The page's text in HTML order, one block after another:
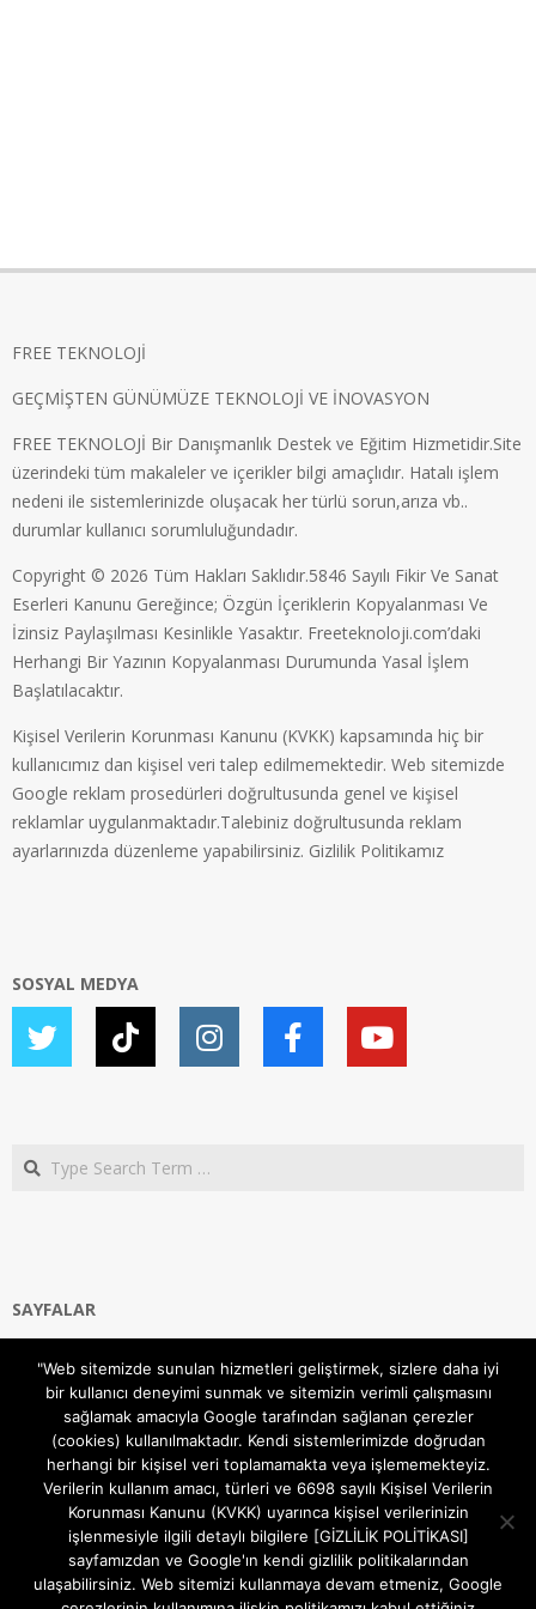
FREE TEKNOLOJİ
GEÇMİŞTEN GÜNÜMÜZE TEKNOLOJİ VE İNOVASYON
FREE TEKNOLOJİ Bir Danışmanlık Destek ve Eğitim Hizmetidir.Site
üzerindeki tüm makaleler ve içerikler bilgi amaçlıdır. Hatalı işlem
nedeni ile sistemlerinizde oluşacak her türlü sorun,arıza vb..
durumlar kullanıcı sorumluluğundadır.
Copyright © 2026 Tüm Hakları Saklıdır.5846 Sayılı Fikir Ve Sanat
Eserleri Kanunu Gereğince; Özgün İçeriklerin Kopyalanması Ve
İzinsiz Paylaşılması Kesinlikle Yasaktır. Freeteknoloji.com’daki
Herhangi Bir Yazının Kopyalanması Durumunda Yasal İşlem
Başlatılacaktır.
Kişisel Verilerin Korunması Kanunu (KVKK) kapsamında hiç bir
kullanıcımız dan kişisel veri talep edilmemektedir. Web sitemizde
Google reklam prosedürleri doğrultusunda genel ve kişisel
reklamlar uygulanmaktadır.Talebiniz doğrultusunda reklam
ayarlarınızda düzenleme yapabilirsiniz. Gizlilik Politikamız
SOSYAL MEDYA
Search
SAYFALAR
Gizlilik ve Çerezler (Cookies) Politikası
Hakkımızda
İletişim Kanalları
MODEM KURULUM
TEKNİK DESTEK
TELEVİZYON SİSTEMLERİ
"Web sitemizde sunulan hizmetleri geliştirmek, sizlere daha iyi
bir kullanıcı deneyimi sunmak ve sitemizin verimli çalışmasını
sağlamak amacıyla Google tarafından sağlanan çerezler
(cookies) kullanılmaktadır. Kendi sistemlerimizde doğrudan
herhangi bir kişisel veri toplamamakta veya işlememekteyiz.
Verilerin kullanım amacı, türleri ve 6698 sayılı Kişisel Verilerin
Korunması Kanunu (KVKK) uyarınca kişisel verilerinizin
işlenmesiyle ilgili detaylı bilgilere [GİZLİLİK POLİTİKASI]
sayfamızdan ve Google'ın kendi gizlilik politikalarından
ulaşabilirsiniz. Web sitemizi kullanmaya devam etmeniz, Google